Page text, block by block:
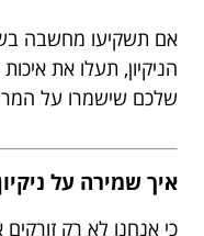
אם תשקיעו מחשבה
הניקיון, תעלו את
שלכם שישמרו על
איך שמירה על
כי אנחנו לא רק